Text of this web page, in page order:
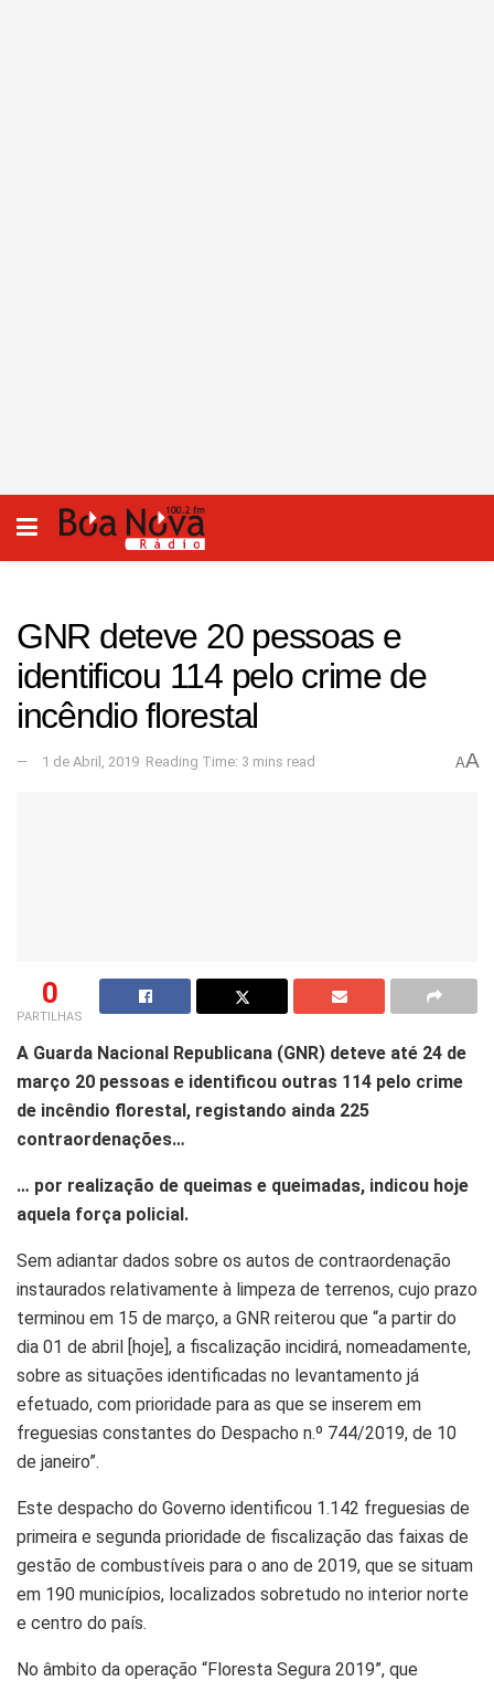
GNR deteve 20 pessoas e
identificou 114 pelo crime de
incêndio florestal
1 de Abril, 2019 Reading Time: 3 mins read AA
0
PARTILHAS
A Guarda Nacional Republicana (GNR) deteve até 24 de
março 20 pessoas e identificou outras 114 pelo crime
de incêndio florestal, registando ainda 225
contraordenações…
… por realização de queimas e queimadas, indicou hoje
aquela força policial.
Sem adiantar dados sobre os autos de contraordenação
instaurados relativamente à limpeza de terrenos, cujo prazo
terminou em 15 de março, a GNR reiterou que “a partir do
dia 01 de abril [hoje], a fiscalização incidirá, nomeadamente,
sobre as situações identificadas no levantamento já
efetuado, com prioridade para as que se inserem em
freguesias constantes do Despacho n.º 744/2019, de 10
de janeiro”.
Este despacho do Governo identificou 1.142 freguesias de
primeira e segunda prioridade de fiscalização das faixas de
gestão de combustíveis para o ano de 2019, que se situam
em 190 municípios, localizados sobretudo no interior norte
e centro do país.
No âmbito da operação “Floresta Segura 2019”, que